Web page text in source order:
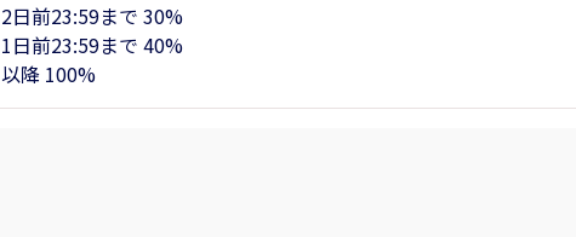
2日前23:59まで 30%
1日前23:59まで 40%
以降 100%